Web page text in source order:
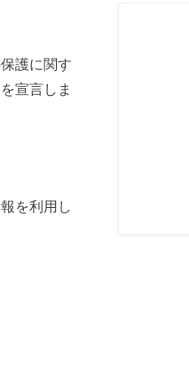
護に関す
宣言しま
を利用し